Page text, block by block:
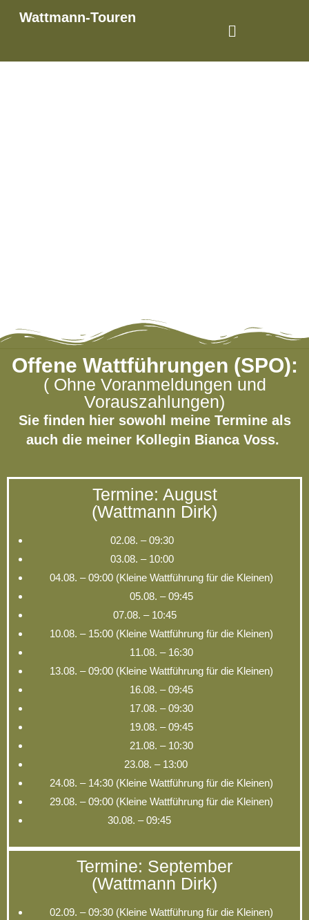
Wattmann-Touren
Offene Wattführungen (SPO):
( Ohne Voranmeldungen und
Vorauszahlungen)
Sie finden hier sowohl meine Termine als
auch die meiner Kollegin Bianca Voss.
Termine: August
(Wattmann Dirk)
02.08. – 09:30
03.08. – 10:00
04.08. – 09:00 (Kleine Wattführung für die Kleinen)
05.08. – 09:45
07.08. – 10:45
10.08. – 15:00 (Kleine Wattführung für die Kleinen)
11.08. – 16:30
13.08. – 09:00 (Kleine Wattführung für die Kleinen)
16.08. – 09:45
17.08. – 09:30
19.08. – 09:45
21.08. – 10:30
23.08. – 13:00
24.08. – 14:30 (Kleine Wattführung für die Kleinen)
29.08. – 09:00 (Kleine Wattführung für die Kleinen)
30.08. – 09:45
Termine: September
(Wattmann Dirk)
02.09. – 09:30 (Kleine Wattführung für die Kleinen)